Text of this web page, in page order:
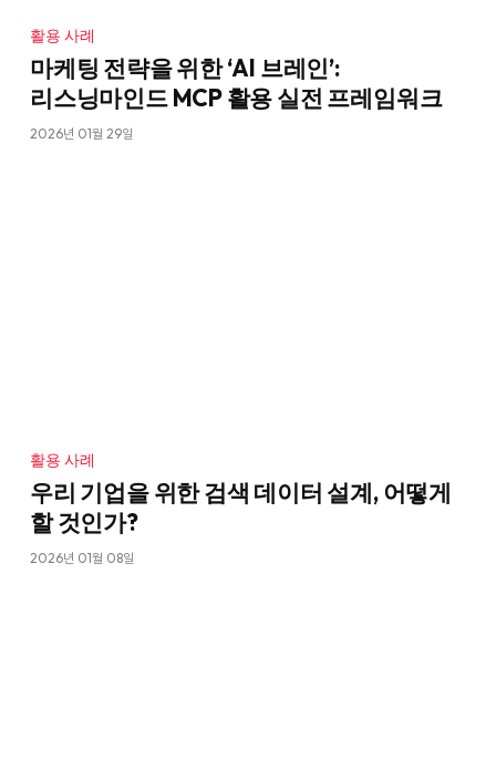
활용 사례
마케팅 전략을 위한 ‘AI 브레인’:
리스닝마인드 MCP 활용 실전 프레임워크
2026년 01월 29일
활용 사례
우리 기업을 위한 검색 데이터 설계, 어떻게
할 것인가?
2026년 01월 08일